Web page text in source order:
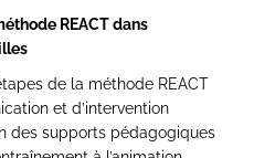
REACT dans
de la méthode REACT
et d’intervention
des supports pédagogiques